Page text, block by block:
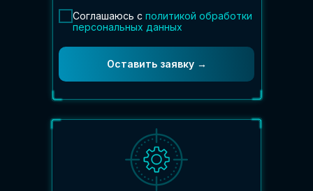
Соглашаюсь с политикой обработки
персональных данных
Оставить заявку →